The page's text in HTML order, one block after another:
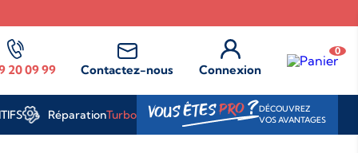
20 09 99 Contactez-nous Connexion
0
RéparationTurbo VOUS ÊTESPRO?DÉCOUVREZ
VOS AVANTAGES